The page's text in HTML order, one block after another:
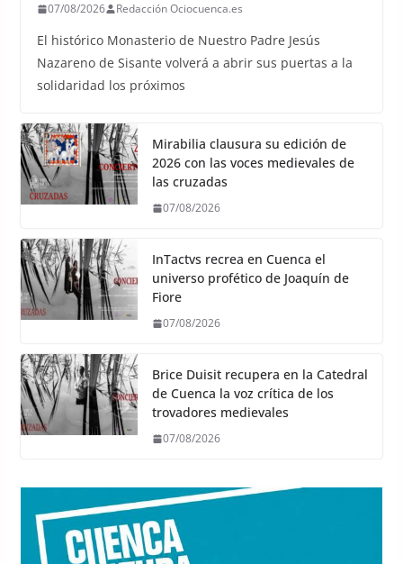
07/08/2026 Redacción Ociocuenca.es
El histórico Monasterio de Nuestro Padre Jesús
Nazareno de Sisante volverá a abrir sus puertas a la
solidaridad los próximos
Mirabilia clausura su edición de
2026 con las voces medievales de
las cruzadas
07/08/2026
InTactvs recrea en Cuenca el
universo profético de Joaquín de
Fiore
07/08/2026
Brice Duisit recupera en la Catedral
de Cuenca la voz crítica de los
trovadores medievales
07/08/2026